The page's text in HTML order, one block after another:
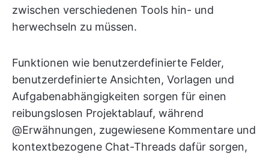
zwischen verschiedenen Tools hin- und
herwechseln zu müssen.
Funktionen wie benutzerdefinierte Felder,
benutzerdefinierte Ansichten, Vorlagen und
Aufgabenabhängigkeiten sorgen für einen
reibungslosen Projektablauf, während
@Erwähnungen, zugewiesene Kommentare und
kontextbezogene Chat-Threads dafür sorgen,